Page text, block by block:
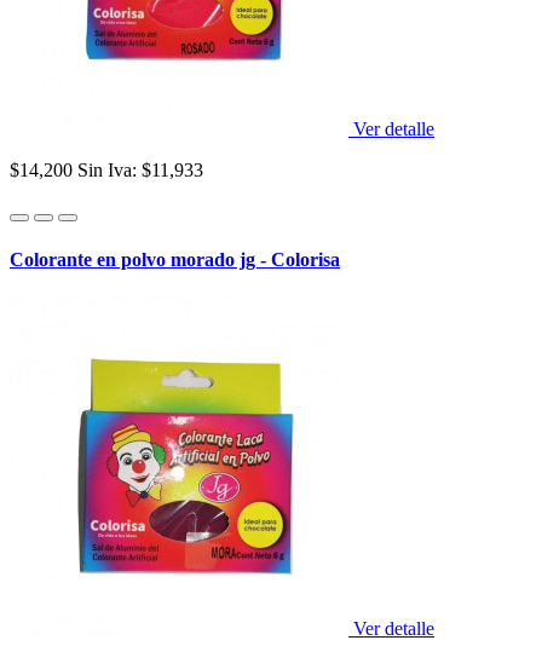
Ver detalle
$14,200 Sin Iva: $11,933
Colorante en polvo morado jg - Colorisa
Ver detalle